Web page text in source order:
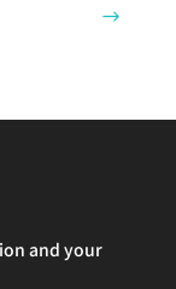
and your